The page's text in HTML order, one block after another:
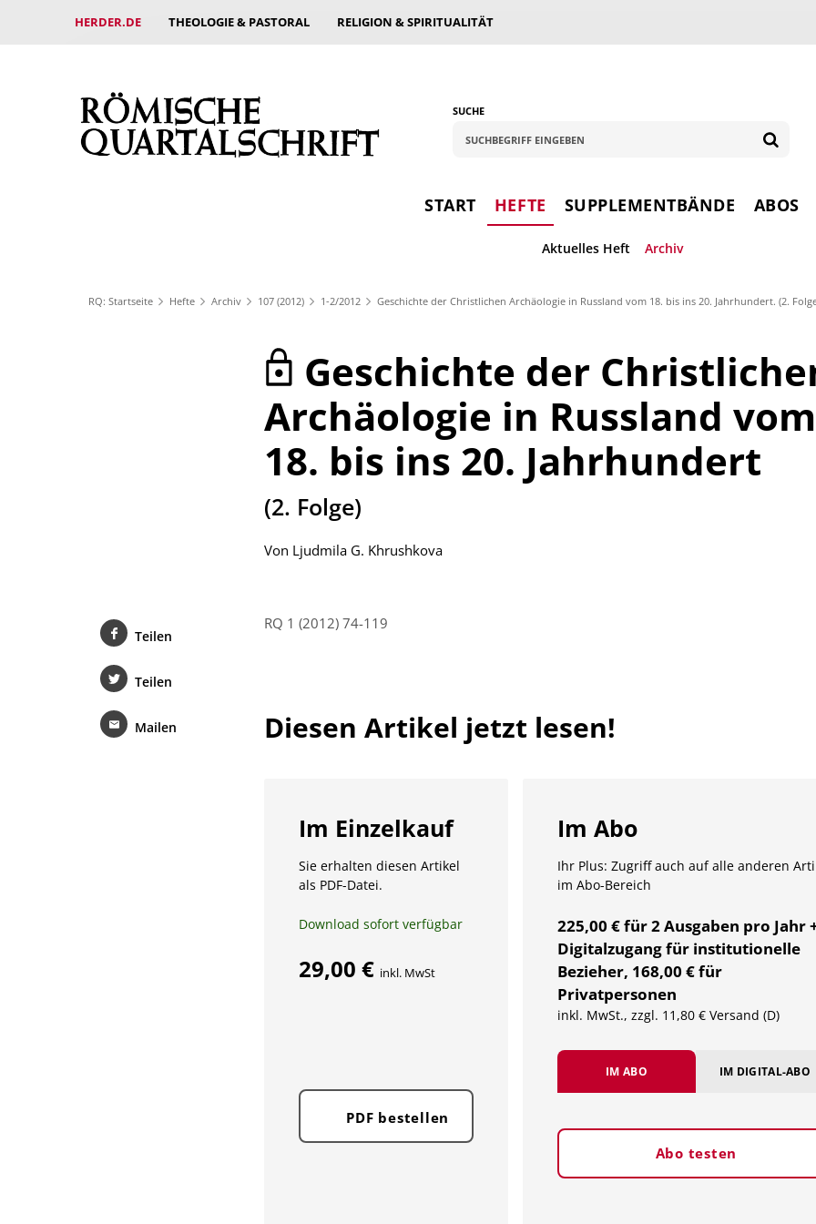
HERDER.DE THEOLOGIE & PASTORAL RELIGION & SPIRITUALITÄT
SUCHE
START HEFTE SUPPLEMENTBÄNDE ABOS
Aktuelles Heft Archiv
RQ: Startseite Hefte Archiv 107 (2012) 1-2/2012 Geschichte der Christlichen Archäologie in Russland vom 18. bis ins 20. Jahrhundert. (2.
Geschichte der
Archäologie in Russland vom
18. bis ins 20. Jahrhundert
:
(2. Folge)
Von Ljudmila G. Khrushkova
RQ 1 (2012) 74-119
Diesen Artikel jetzt lesen!
Im Einzelkauf
Sie erhalten diesen Artikel
als PDF-Datei.
Download sofort verfügbar
29,00 € inkl. MwSt
PDF bestellen
Im Abo
Ihr Plus: Zugriff auch auf alle anderen
im Abo-Bereich
225,00 € für 2 Ausgaben pro Jahr
Digitalzugang für institutionelle
Bezieher, 168,00 € für
Privatpersonen
inkl. MwSt., zzgl. 11,80 € Versand (D)
IM ABO IM DIGITAL-ABO
Abo testen
Teilen
Teilen
Mailen